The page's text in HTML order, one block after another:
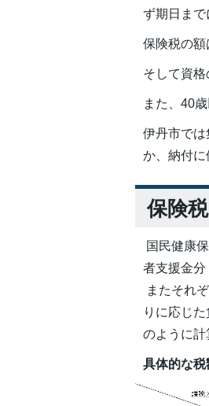
ず期日まで
保険税の額
そして資
また、40
伊丹市では
か、納付に
保険
国民健康
者支援金分
またそれ
りに応じ
のように計
具体的な税